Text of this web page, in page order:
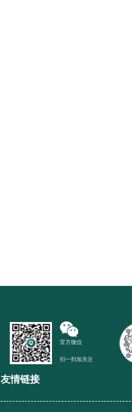
官方微信
扫一扫加关注
友情链接